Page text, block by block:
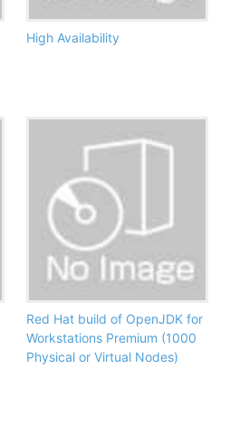
High Availability
Red Hat build of OpenJDK for
Workstations Premium (1000
Physical or Virtual Nodes)